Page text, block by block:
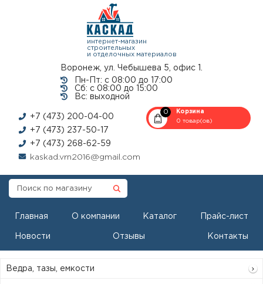
интернет-магазин
строительных
и отделочных материалов
Воронеж, ул. Чебышева 5, офис 1.
Пн-Пт: с 08:00 до 17:00
Сб: с 08:00 до 15:00
Вс: выходной
+7 (473) 200-04-00
+7 (473) 237-50-17
+7 (473) 268-62-59
kaskad.vrn2016@gmail.com
0
Корзина
0 товар(ов)
Главная О компании Каталог Прайс-лист
Новости Отзывы Контакты
Ведра, тазы, емкости